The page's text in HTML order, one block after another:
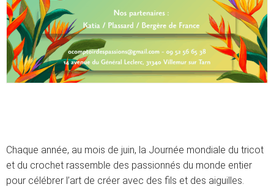
Chaque année, au mois de juin, la Journée mondiale du tricot
et du crochet rassemble des passionnés du monde entier
pour célébrer l’art de créer avec des fils et des aiguilles.